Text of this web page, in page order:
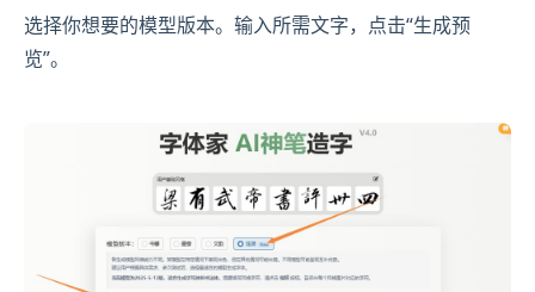
选择你想要的模型版本。输入所需文字，点击“生成预
览”。